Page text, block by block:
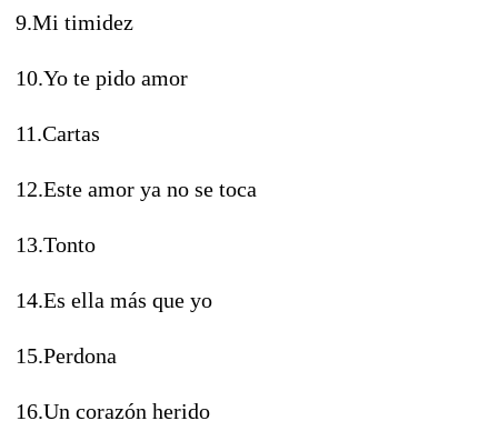
9.Mi timidez
10.Yo te pido amor
11.Cartas
12.Este amor ya no se toca
13.Tonto
14.Es ella más que yo
15.Perdona
16.Un corazón herido